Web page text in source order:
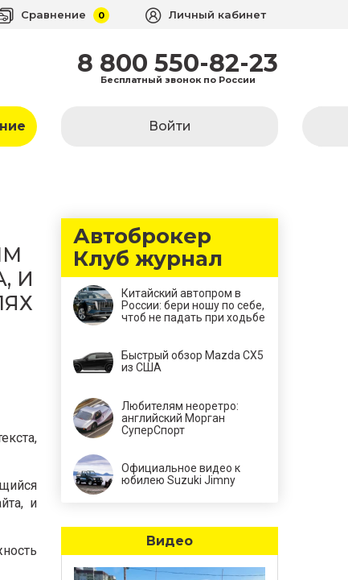
Сравнение 0 Личный кабинет
8 800 550-82-23
Бесплатный звонок по России
Войти
И
и
Автоброкер
Клуб журнал
Китайский автопром в
России: бери ношу по себе,
чтоб не падать при ходьбе
Быстрый обзор Mazda CX5
из США
Любителям неоретро:
английский Морган
СуперСпорт
Официальное видео к
юбилею Suzuki Jimny
Видео